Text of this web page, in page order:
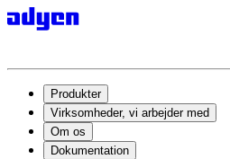
Produkter
Virksomheder, vi arbejder med
Om os
Dokumentation